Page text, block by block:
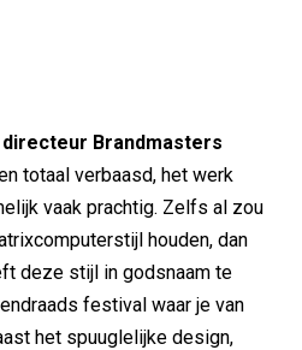
Brandmasters
totaal verbaasd, het werk
vaak prachtig. Zelfs al zou
houden, dan
deze stijl in godsnaam te
festival waar je van
het spuuglelijke design,